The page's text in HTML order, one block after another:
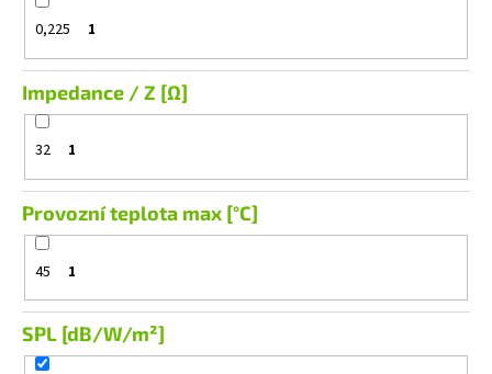
0,225 1
Impedance / Z [Ω]
32 1
Provozní teplota max [°C]
45 1
SPL [dB/W/m²]